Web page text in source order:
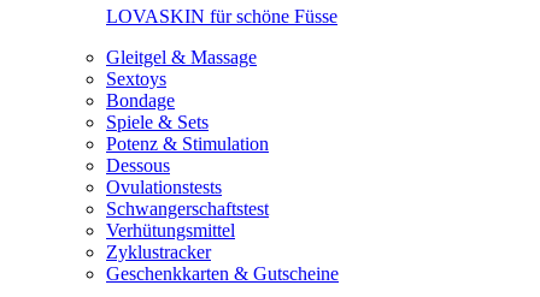
LOVASKIN für schöne Füsse
Gleitgel & Massage
Sextoys
Bondage
Spiele & Sets
Potenz & Stimulation
Dessous
Ovulationstests
Schwangerschaftstest
Verhütungsmittel
Zyklustracker
Geschenkkarten & Gutscheine